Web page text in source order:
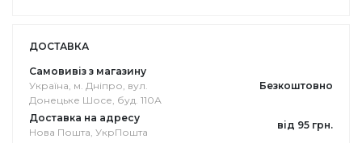
ДОСТАВКА
Самовивіз з магазину
Україна, м. Дніпро, вул.
Донецьке Шосе, буд. 110А
Безкоштовно
Доставка на адресу
Нова Пошта, УкрПошта
від 95 грн.